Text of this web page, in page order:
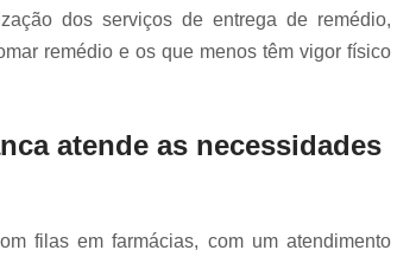
Motoboy para Retirada de
Serviço de Entrega de Flores
Serviço de Entrega Farmácia
Serviço
dos serviços de entrega de remédio,
remédio e os que menos têm vigor físico
atende as necessidades
filas em farmácias, com um atendimento